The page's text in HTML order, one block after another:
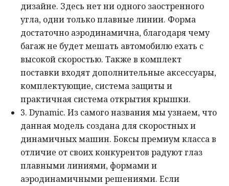
дизайне. Здесь нет ни одного заостренного
угла, одни только плавные линии. Форма
достаточно аэродинамична, благодаря чему
багаж не будет мешать автомобилю ехать с
высокой скоростью. Также в комплект
поставки входят дополнительные аксессуары,
комплектующие, система защиты и
практичная система открытия крышки.
3. Dynamic. Из самого названия мы узнаем, что
данная модель создана для скоростных и
динамичных машин. Боксы премиум класса в
отличие от своих конкурентов радуют глаз
плавными линиями, формами и
аэродинамичными решениями. Если